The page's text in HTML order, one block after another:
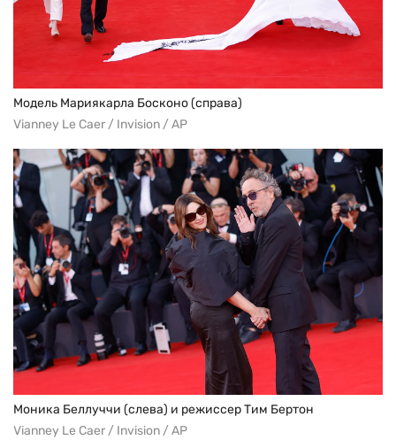
Модель Мариякарла Босконо (справа)
Vianney Le Caer / Invision / AP
Моника Беллуччи (слева) и режиссер Тим Бертон
Vianney Le Caer / Invision / AP